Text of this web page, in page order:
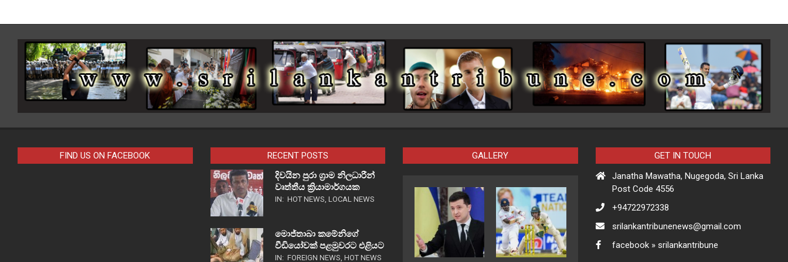
FIND US ON FACEBOOK
RECENT POSTS
දිවයින පුරා ග්‍රාම නිලධාරීන්
වෘත්තීය ක්‍රියාමාර්ගයක
IN: HOT NEWS, LOCAL NEWS
මොජ්තාබා කමේනිගේ
වීඩියෝවක් පළමුවරට එළියට
IN: FOREIGN NEWS, HOT NEWS
GALLERY
GET IN TOUCH
Janatha Mawatha, Nugegoda, Sri Lanka
Post Code 4556
+94722972338
srilankantribunenews@gmail.com
facebook » srilankantribune